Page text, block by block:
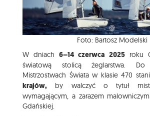
Foto: Bartosz Modelski
W dniach6–14 czerwca 2025roku
światową stolicą żeglarstwa.
Mistrzostwach Świata w klasie 470
krajów, by walczyć o tytuł
wymagającym, a zarazem
Gdańskiej.